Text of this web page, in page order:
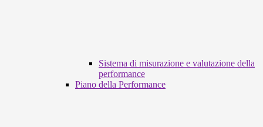
Sistema di misurazione e valutazione della
performance
Piano della Performance